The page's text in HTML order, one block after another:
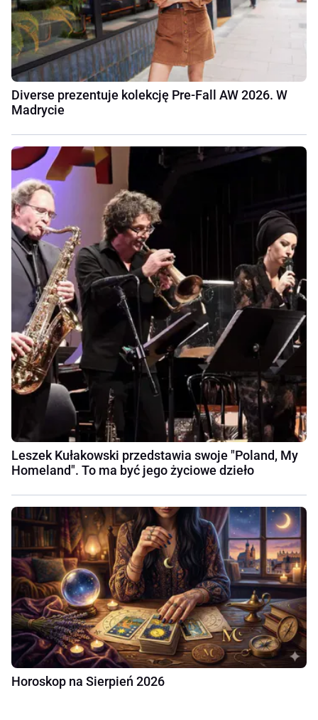
Diverse prezentuje kolekcję Pre-Fall AW 2026. W
Madrycie
Leszek Kułakowski przedstawia swoje "Poland, My
Homeland". To ma być jego życiowe dzieło
Horoskop na Sierpień 2026